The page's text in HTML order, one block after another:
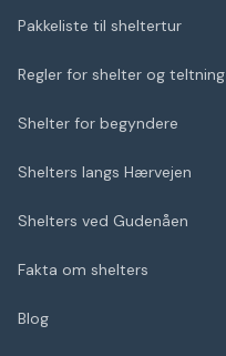
Pakkeliste til sheltertur
Regler for shelter og teltning
Shelter for begyndere
Shelters langs Hærvejen
Shelters ved Gudenåen
Fakta om shelters
Blog